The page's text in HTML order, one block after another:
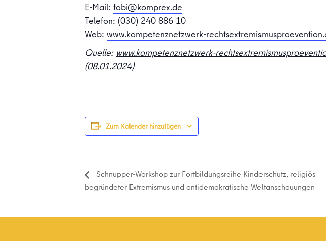
E-Mail: fobi@komprex.de
Telefon: (030) 240 886 10
Web: www.kompetenznetzwerk-
Quelle: www.kompetenznetzwerk-
(08.01.2024)
Zum Kalender hinzufügen
Schnupper-Workshop zur Fortbildungsreihe Kinderschutz, religiös
begründeter Extremismus und antidemokratische Weltanschauungen